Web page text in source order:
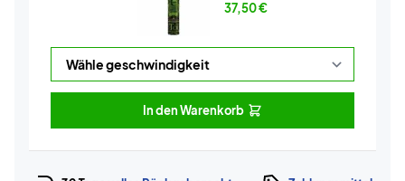
37,50€
In den Warenkorb